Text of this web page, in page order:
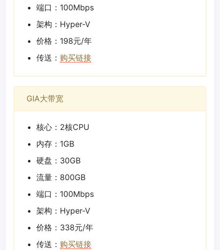
端口：100Mbps
架构：Hyper-V
价格：198元/年
传送： 购买链接
GIA大带宽
核心：2核CPU
内存：1GB
硬盘：30GB
流量：800GB
端口：100Mbps
架构：Hyper-V
价格：338元/年
传送： 购买链接